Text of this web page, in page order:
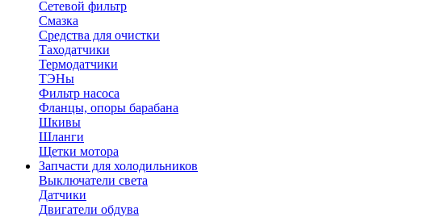
Сетевой фильтр
Смазка
Средства для очистки
Таходатчики
Термодатчики
ТЭНы
Фильтр насоса
Фланцы, опоры барабана
Шкивы
Шланги
Щетки мотора
Запчасти для холодильников
Выключатели света
Датчики
Двигатели обдува